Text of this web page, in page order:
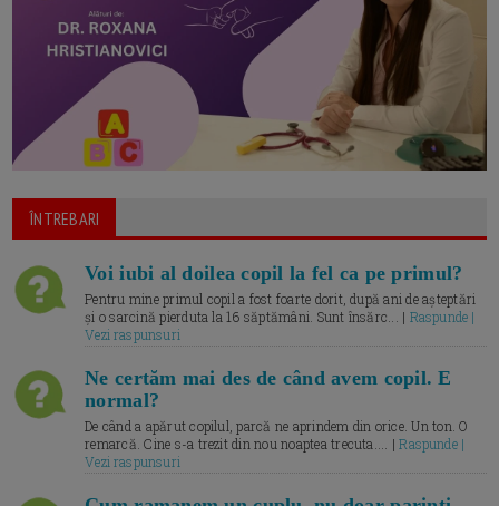
ÎNTREBARI
Voi iubi al doilea copil la fel ca pe primul?
Pentru mine primul copil a fost foarte dorit, după ani de așteptări
și o sarcină pierduta la 16 săptămâni. Sunt însărc... | Raspunde |
Vezi raspunsuri
Ne certăm mai des de când avem copil. E
normal?
De când a apărut copilul, parcă ne aprindem din orice. Un ton. O
remarcă. Cine s-a trezit din nou noaptea trecuta.... |Raspunde |
Vezi raspunsuri